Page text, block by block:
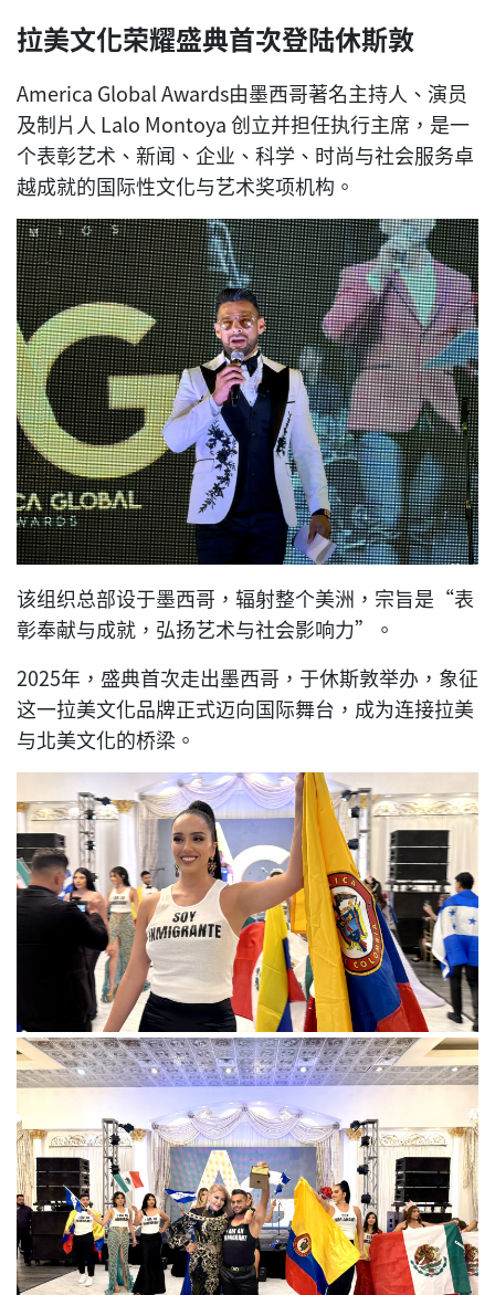
拉美文化荣耀盛典首次登陆休斯敦
America Global Awards由墨西哥著名主持人、演员
及制片人 Lalo Montoya 创立并担任执行主席，是一
个表彰艺术、新闻、企业、科学、时尚与社会服务卓
越成就的国际性文化与艺术奖项机构。
该组织总部设于墨西哥，辐射整个美洲，宗旨是“表
彰奉献与成就，弘扬艺术与社会影响力”。
2025年，盛典首次走出墨西哥，于休斯敦举办，象征
这一拉美文化品牌正式迈向国际舞台，成为连接拉美
与北美文化的桥梁。